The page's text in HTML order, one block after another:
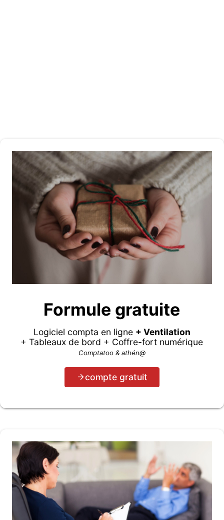
Formule gratuite
Logiciel compta en ligne + Ventilation
+ Tableaux de bord + Coffre-fort numérique
Comptatoo & athén@
compte gratuit